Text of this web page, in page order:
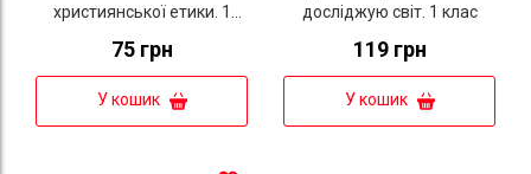
християнської етики. 1
75 грн
У кошик
досліджую світ. 1 клас
119 грн
У кошик